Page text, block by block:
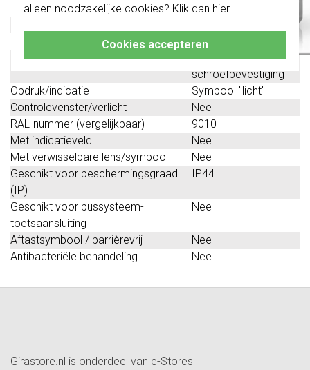
alleen noodzakelijke cookies? Klik dan hier
Cookies accepteren
Oppervlaktebescherming
Overig
Kunststof
Bevestigingswijze
Klem- /
schroefbevestiging
Opdruk/indicatie
Symbool "licht"
Controlevenster/verlicht
Nee
RAL-nummer (vergelijkbaar)
9010
Met indicatieveld
Nee
Met verwisselbare lens/symbool
Nee
Geschikt voor beschermingsgraad
(IP)
IP44
Geschikt voor bussysteem-
toetsaansluiting
Nee
Aftastsymbool / barrièrevrij
Nee
Antibacteriële behandeling
Nee
Girastore.nl is onderdeel van e-Stores
Klik hiervoor meer informatie, zodat je